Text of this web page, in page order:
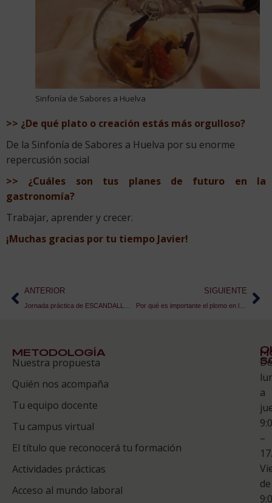
Sinfonía de Sabores a Huelva
>> ¿De qué plato o creación estás más orgulloso?
De la Sinfonía de Sabores a Huelva por su enorme
repercusión social
>> ¿Cuáles son tus planes de futuro en la
gastronomía?
Trabajar, aprender y crecer.
¡Muchas gracias por tu tiempo Javier!
ANTERIOR SIGUIENTE
METODOLOGÍA
Nuestra propuesta
Quién nos acompaña
Tu equipo docente
Tu campus virtual
El título que reconocerá tu formación
Actividades prácticas
Acceso al mundo laboral
Te
De
a
–
de